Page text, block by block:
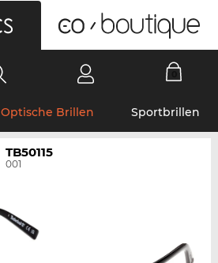
Optische Brillen Sportbrillen
TB50115
001